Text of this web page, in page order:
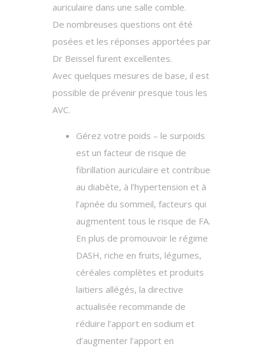
auriculaire dans une salle comble.
De nombreuses questions ont été
posées et les réponses apportées par
Dr Beissel furent excellentes.
Avec quelques mesures de base, il est
possible de prévenir presque tous les
AVC.
Gérez votre poids – le surpoids
est un facteur de risque de
fibrillation auriculaire et contribue
au diabète, à l’hypertension et à
l’apnée du sommeil, facteurs qui
augmentent tous le risque de FA.
En plus de promouvoir le régime
DASH, riche en fruits, légumes,
céréales complètes et produits
laitiers allégés, la directive
actualisée recommande de
réduire l’apport en sodium et
d’augmenter l’apport en